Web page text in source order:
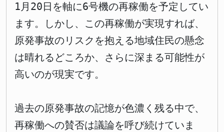
1月20日を軸に6号機の再稼働を予定してい
ます。しかし、この再稼働が実現すれば、
原発事故のリスクを抱える地域住民の懸念
は晴れるどころか、さらに深まる可能性が
高いのが現実です。
過去の原発事故の記憶が色濃く残る中で、
再稼働への賛否は議論を呼び続けていま